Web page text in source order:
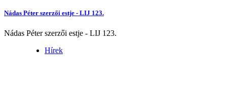
Nádas Péter szerzői estje - LIJ 123.
Nádas Péter szerzői estje - LIJ 123.
Hírek